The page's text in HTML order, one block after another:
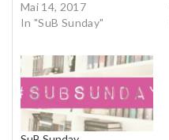
Mai 14, 2017
In "SuB Sunday"